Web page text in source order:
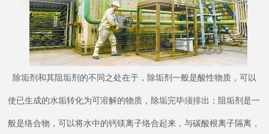
除垢剂和其阻垢剂的不同之处在于，除垢剂一般是酸性物质，可以
使已生成的水垢转化为可溶解的物质，除垢完毕须排出；阻垢剂是一
般是络合物，可以将水中的钙镁离子络合起来，与碳酸根离子隔离，